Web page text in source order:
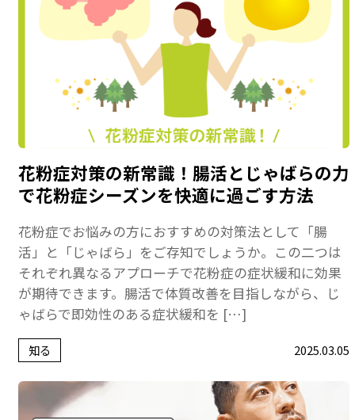
花粉症対策の新常識！腸活とじゃばらの力
で花粉症シーズンを快適に過ごす方法
花粉症でお悩みの方におすすめの対策法として「腸
活」と「じゃばら」をご存知でしょうか。この二つは
それぞれ異なるアプローチで花粉症の症状緩和に効果
が期待できます。腸活で体質改善を目指しながら、じ
ゃばらで即効性のある症状緩和を […]
知る 2025.03.05